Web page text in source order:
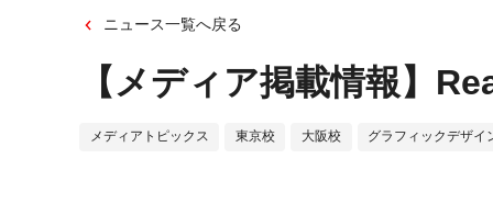
ニュース一覧へ戻る
【メディア掲載情報】
メディアトピックス 東京校 大阪校 グラフィックデザイ